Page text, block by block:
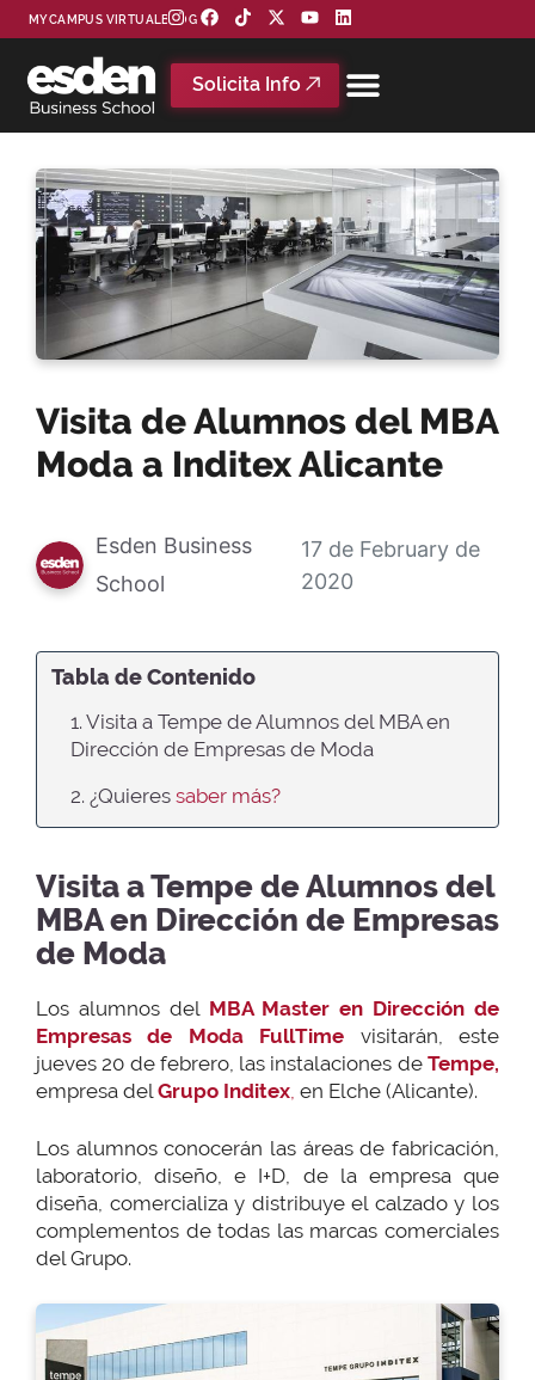
MYCAMPUS VIRTUAL BLOG
Solicita Info
Visita de Alumnos del MBA
Moda a Inditex Alicante
Esden Business
School
17 de February de
2020
Tabla de Contenido
1. Visita a Tempe de Alumnos del MBA en
Dirección de Empresas de Moda
2. ¿Quieres saber más?
Visita a Tempe de Alumnos del
MBA en Dirección de Empresas
de Moda
Los alumnos del MBA Master en Dirección de
Empresas de Moda FullTime visitarán, este
jueves 20 de febrero, las instalaciones de Tempe,
empresa del Grupo Inditex en Elche (Alicante).
Los alumnos conocerán las áreas de fabricación,
laboratorio, diseño, e I+D, de la empresa que
diseña, comercializa y distribuye el calzado y los
complementos de todas las marcas comerciales
del Grupo.